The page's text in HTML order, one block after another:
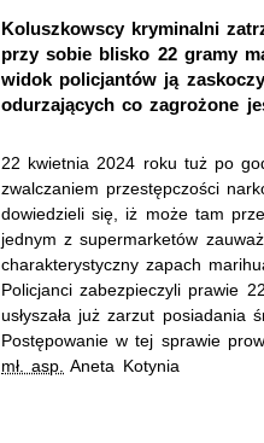
Koluszkowscy kryminalni
przy sobie blisko 22 gramy
widok policjantów ją
odurzających co zagrożone
22 kwietnia 2024 roku tuż po
zwalczaniem przestępczości
dowiedzieli się, iż może tam
jednym z supermarketów
charakterystyczny zapach
Policjanci zabezpieczyli prawie
usłyszała już zarzut
Postępowanie w tej sprawie
mł. asp. Aneta Kotynia